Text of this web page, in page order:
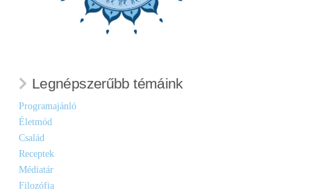
Legnépszerűbb témáink
Programajánló
Életmód
Család
Receptek
Médiatár
Filozófia